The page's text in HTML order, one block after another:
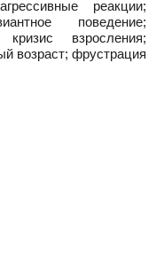
реакции;
поведение;
кризис взросления;
возраст; фрустрация